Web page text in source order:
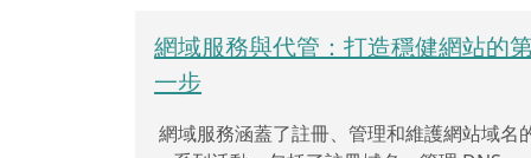
網域服務與代管：打造穩健網站的第
一步
網域服務涵蓋了註冊、管理和維護網站域名